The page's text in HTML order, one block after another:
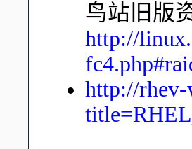
鸟站旧版
http://
http://